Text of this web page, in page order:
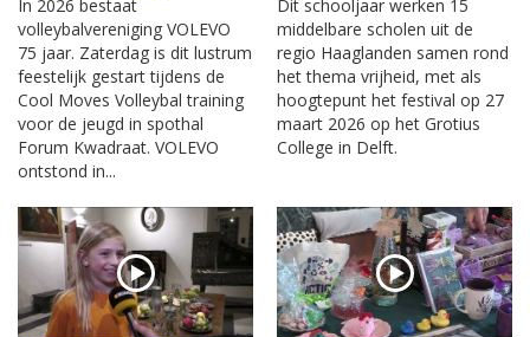
In 2026 bestaat
volleybalvereniging VOLEVO
75 jaar. Zaterdag is dit lustrum
feestelijk gestart tijdens de
Cool Moves Volleybal training
voor de jeugd in spothal
Forum Kwadraat. VOLEVO
ontstond in...
Dit schooljaar werken 15
middelbare scholen uit de
regio Haaglanden samen rond
het thema vrijheid, met als
hoogtepunt het festival op 27
maart 2026 op het Grotius
College in Delft.